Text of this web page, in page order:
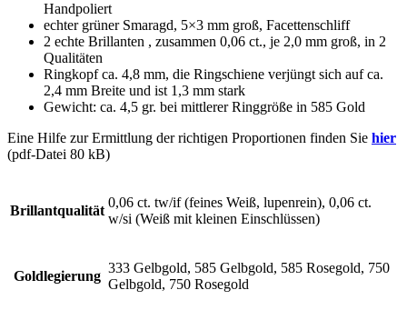
Handpoliert
echter grüner Smaragd, 5×3 mm groß, Facettenschliff
2 echte Brillanten , zusammen 0,06 ct., je 2,0 mm groß, in 2
Qualitäten
Ringkopf ca. 4,8 mm, die Ringschiene verjüngt sich auf ca.
2,4 mm Breite und ist 1,3 mm stark
Gewicht: ca. 4,5 gr. bei mittlerer Ringgröße in 585 Gold
Eine Hilfe zur Ermittlung der richtigen Proportionen finden Sie hier
(pdf-Datei 80 kB)
Brillantqualität
0,06 ct. tw/if (feines Weiß, lupenrein), 0,06 ct.
w/si (Weiß mit kleinen Einschlüssen)
Goldlegierung
333 Gelbgold, 585 Gelbgold, 585 Rosegold, 750
Gelbgold, 750 Rosegold